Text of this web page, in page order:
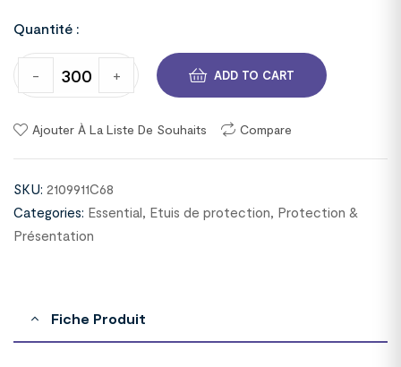
Quantité :
- + ADD TO CART
Ajouter À La Liste De Souhaits Compare
SKU: 2109911C68
Categories: Essential, Etuis de protection, Protection &
Présentation
Fiche Produit